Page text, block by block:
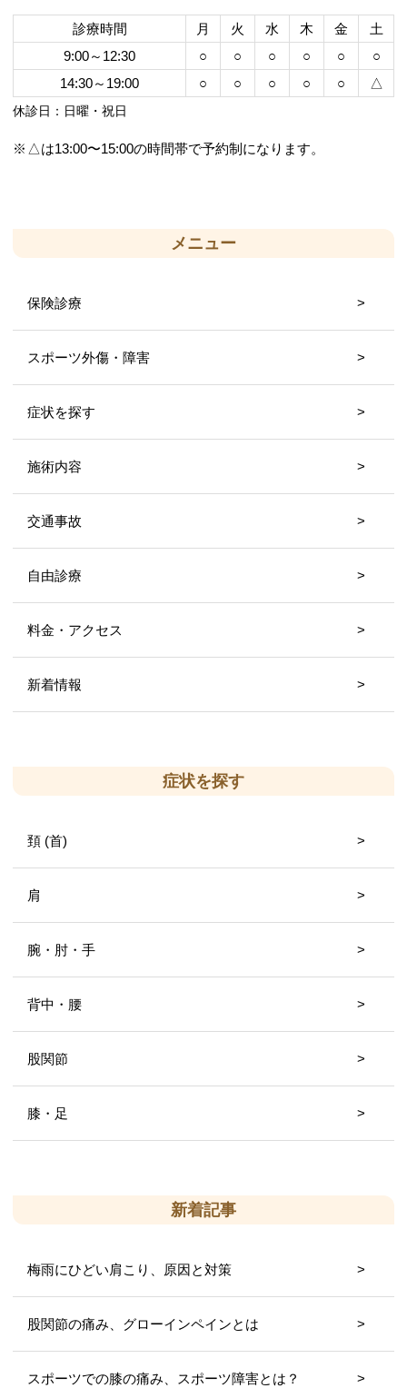
診療時間 月 火 水 木 金
土
9:00～12:30
○ ○ ○ ○ ○
○
14:30～19:00
○ ○ ○ ○ ○ △
休診日：日曜・祝日
△は13:00〜15:00の時間帯で予約制になります。
メニュー
保険診療
スポーツ外傷・障害
症状を探す
施術内容
交通事故
自由診療
料金・アクセス
新着情報
症状を探す
頚 (首)
肩
腕・肘・手
背中・腰
股関節
膝・足
新着記事
梅雨にひどい肩こり、原因と対策
股関節の痛み、グローインペインとは
スポーツでの膝の痛み、スポーツ障害とは？